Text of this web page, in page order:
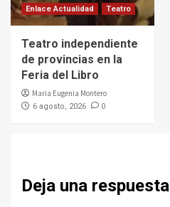
Enlace Actualidad
Teatro
Teatro independiente
de provincias en la
Feria del Libro
Maria Eugenia Montero
6 agosto, 2026 0
Deja una respuesta